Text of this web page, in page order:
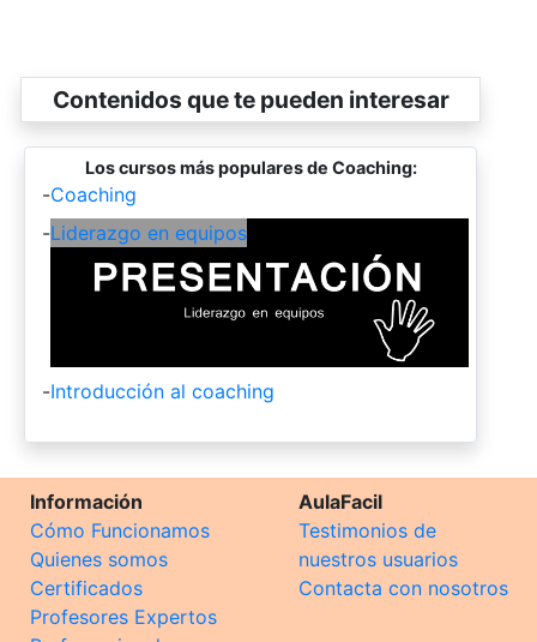
Contenidos que te pueden interesar
Los cursos más populares de Coaching:
-Coaching
-Liderazgo en equipos
-Introducción al coaching
Información
Cómo Funcionamos
Quienes somos
Certificados
Profesores Expertos
AulaFacil
Testimonios de
nuestros usuarios
Contacta con nosotros